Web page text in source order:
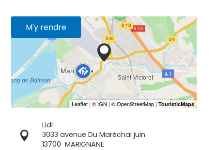
M'y rendre
Lidl
3033 avenue Du Maréchal juin
13700 MARIGNANE